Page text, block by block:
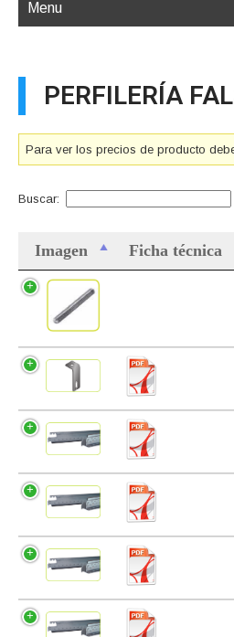
Menu
PERFILERÍA
Para ver los precios de producto
Buscar:
Imagen Ficha técnica